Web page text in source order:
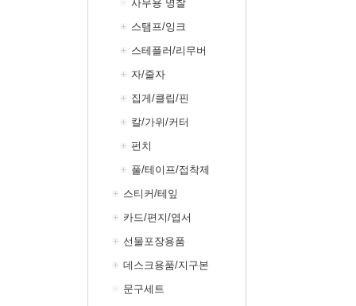
사무용 명찰
스탬프/잉크
스테플러/리무버
자/줄자
집게/클립/핀
칼/가위/커터
펀치
풀/테이프/접착제
스티커/테잎
카드/편지/엽서
선물포장용품
데스크용품/지구본
문구세트